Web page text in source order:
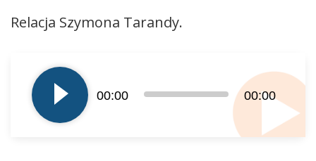
Relacja Szymona Tarandy.
plików
dźwiękowych
00:00 00:00